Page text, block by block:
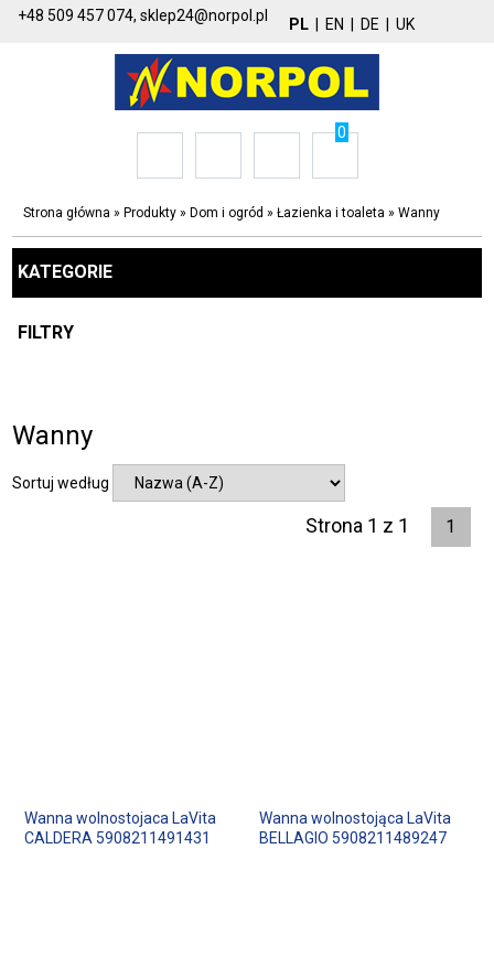
+48 509 457 074,sklep24@norpol.pl PL EN DE UK
0
Strona główna » Produkty » Dom i ogród »Łazienka i toaleta »Wanny
KATEGORIE
FILTRY
Wanny
Sortuj według
Strona 1 z 1 1
Wanna wolnostojaca LaVita
CALDERA 5908211491431
Wanna wolnostojąca LaVita
BELLAGIO 5908211489247